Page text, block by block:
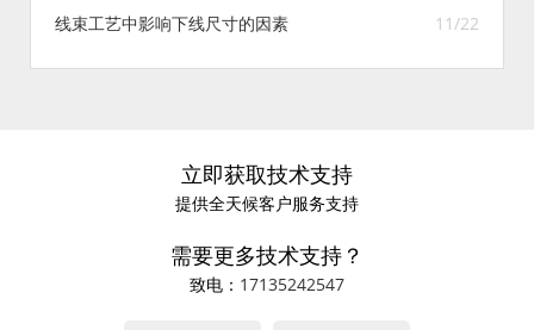
11/22
线束工艺中影响下线尺寸的因素
立即获取技术支持
提供全天候客户服务支持
需要更多技术支持？
致电： 17135242547